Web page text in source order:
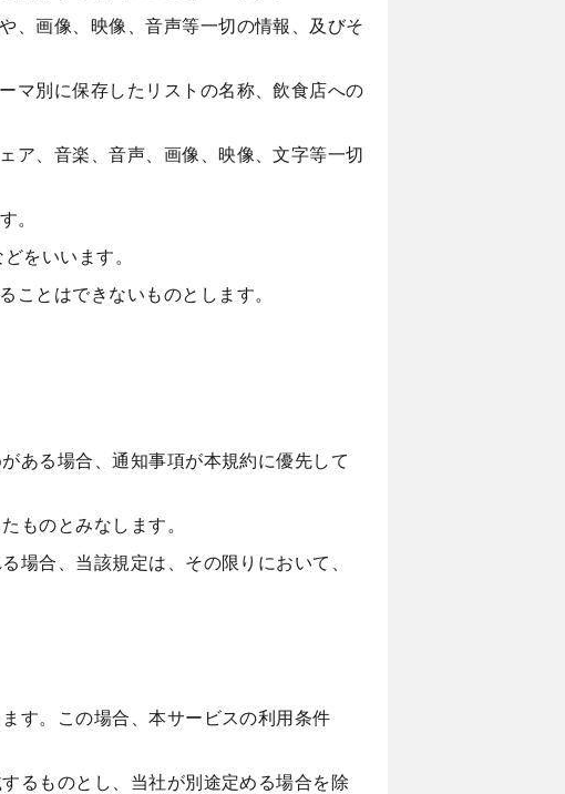
、画像、映像、音声等一切の情報、及びそ
マ別に保存したリストの名称、飲食店への
ア、音楽、音声、画像、映像、文字等一切
。
をいいます。
ことはできないものとします。
ある場合、通知事項が本規約に優先して
ものとみなします。
場合、当該規定は、その限りにおいて、
す。この場合、本サービスの利用条件
るものとし、当社が別途定める場合を除